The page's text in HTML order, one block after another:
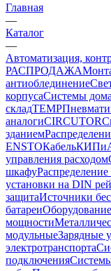
Главная
—
Каталог
—
Автоматизация,
РАСПРОДАЖА
антиоблединение
корпусаСистемы
складTEMP
аналогиCIRCUTOR
зданием
ENSTOКабельКИПиА
управления расходом
шкафу
установки на DIN
защитаИсточники
батареи
мощности
модульныеЗарядные
электротранспорта
подключения